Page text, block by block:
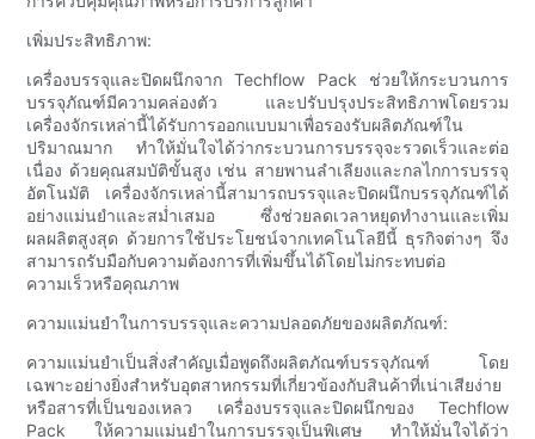
เพิ่มประสิทธิภาพ:
เครื่องบรรจุและปิดผนึกจาก Techflow Pack ช่วยให้กระบวนการ
บรรจุภัณฑ์มีความคล่องตัว และปรับปรุงประสิทธิภาพโดยรวม
เครื่องจักรเหล่านี้ได้รับการออกแบบมาเพื่อรองรับผลิตภัณฑ์ใน
ปริมาณมาก ทำให้มั่นใจได้ว่ากระบวนการบรรจุจะรวดเร็วและต่อ
เนื่อง ด้วยคุณสมบัติขั้นสูง เช่น สายพานลำเลียงและกลไกการบรรจุ
อัตโนมัติ เครื่องจักรเหล่านี้สามารถบรรจุและปิดผนึกบรรจุภัณฑ์ได้
อย่างแม่นยำและสม่ำเสมอ ซึ่งช่วยลดเวลาหยุดทำงานและเพิ่ม
ผลผลิตสูงสุด ด้วยการใช้ประโยชน์จากเทคโนโลยีนี้ ธุรกิจต่างๆ จึง
สามารถรับมือกับความต้องการที่เพิ่มขึ้นได้โดยไม่กระทบต่อ
ความเร็วหรือคุณภาพ
ความแม่นยำในการบรรจุและความปลอดภัยของผลิตภัณฑ์:
ความแม่นยำเป็นสิ่งสำคัญเมื่อพูดถึงผลิตภัณฑ์บรรจุภัณฑ์ โดย
เฉพาะอย่างยิ่งสำหรับอุตสาหกรรมที่เกี่ยวข้องกับสินค้าที่เน่าเสียง่าย
หรือสารที่เป็นของเหลว เครื่องบรรจุและปิดผนึกของ Techflow
Pack ให้ความแม่นยำในการบรรจุเป็นพิเศษ ทำให้มั่นใจได้ว่า